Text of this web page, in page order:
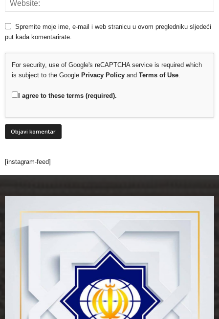
Spremite moje ime, e-mail i web stranicu u ovom pregledniku sljedeći
put kada komentarirate.
For security, use of Google's reCAPTCHA service is required which
is subject to the Google Privacy Policy and Terms of Use
I agree to these terms (required).
[instagram-feed]